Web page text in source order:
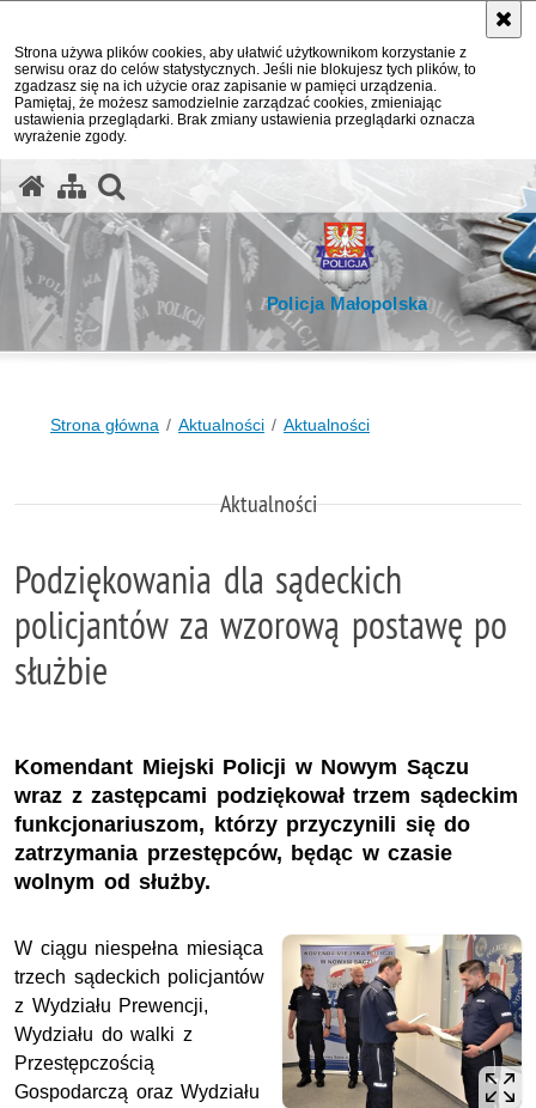
Strona używa plików cookies, aby ułatwić użytkownikom korzystanie z
serwisu oraz do celów statystycznych. Jeśli nie blokujesz tych plików, to
zgadzasz się na ich użycie oraz zapisanie w pamięci urządzenia.
Pamiętaj, że możesz samodzielnie zarządzać cookies, zmieniając
ustawienia przeglądarki. Brak zmiany ustawienia przeglądarki oznacza
wyrażenie zgody.
Policja Małopolska
Strona główna Aktualności Aktualności
Aktualności
Podziękowania dla sądeckich
policjantów za wzorową postawę po
służbie
Komendant Miejski Policji w Nowym Sączu
wraz z zastępcami podziękował trzem sądeckim
funkcjonariuszom, którzy przyczynili się do
zatrzymania przestępców, będąc w czasie
wolnym od służby.
W ciągu niespełna miesiąca
trzech sądeckich policjantów
z Wydziału Prewencji,
Wydziału do walki z
Przestępczością
Gospodarczą oraz Wydziału